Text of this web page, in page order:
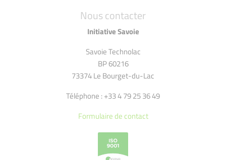
Nous contacter
Initiative Savoie
Savoie Technolac
BP 60216
73374 Le Bourget-du-Lac
Téléphone : +33 4 79 25 36 49
Formulaire de contact